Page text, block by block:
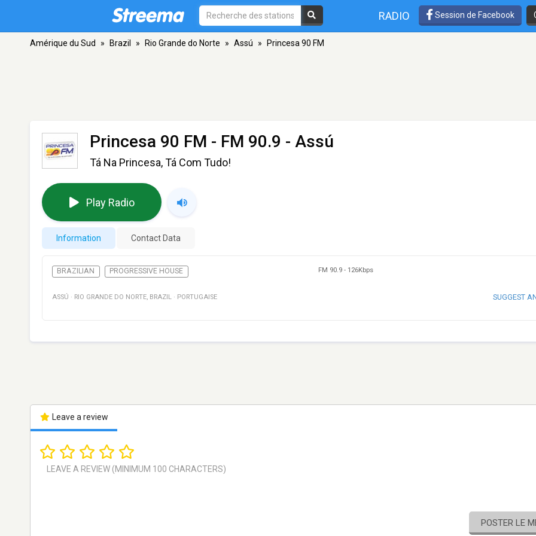
RADIO Session de Facebook
Amérique du Sud » Brazil » Rio Grande do Norte » Assú » Princesa 90 FM
Princesa 90 FM - FM 90.9 - Assú
Tá Na Princesa, Tá Com Tudo!
Play Radio
Information Contact Data
BRAZILIAN PROGRESSIVE HOUSE FM 90.9 - 126Kbps
ASSÚ · RIO GRANDE DO NORTE, BRAZIL · PORTUGAISE SUGGEST
Leave a review
POSTER LE